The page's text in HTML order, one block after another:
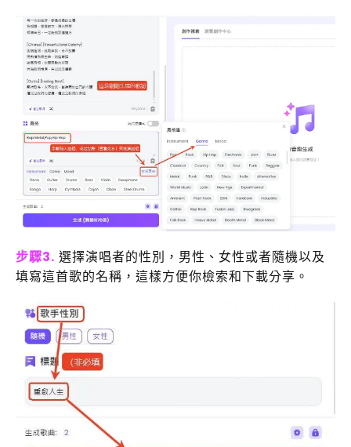
步驟3. 選擇演唱者的性別，男性、女性或者隨機以及
填寫這首歌的名稱，這樣方便你檢索和下載分享。